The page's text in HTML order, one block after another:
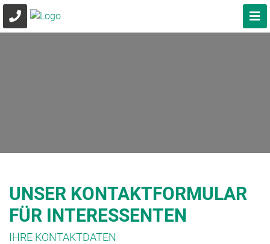
UNSER KONTAKTFORMULAR
FÜR INTERESSENTEN
IHRE KONTAKTDATEN